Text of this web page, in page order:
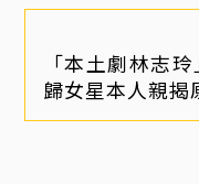
「本土劇林志
歸女星本人親揭